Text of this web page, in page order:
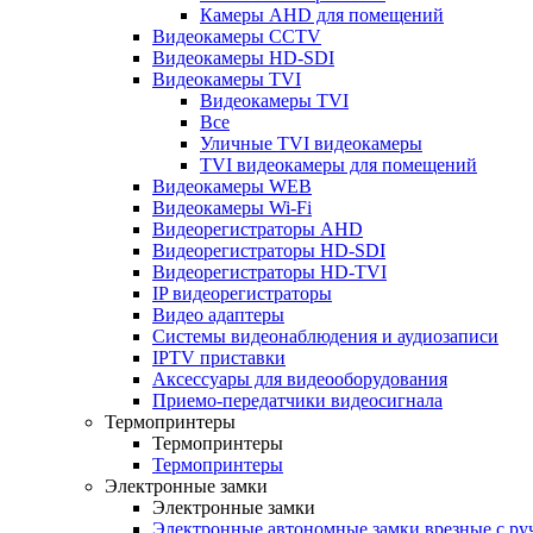
Камеры AHD для помещений
Видеокамеры CCTV
Видеокамеры HD-SDI
Видеокамеры TVI
Видеокамеры TVI
Все
Уличные TVI видеокамеры
TVI видеокамеры для помещений
Видеокамеры WEB
Видеокамеры Wi-Fi
Видеорегистраторы AHD
Видеорегистраторы HD-SDI
Видеорегистраторы HD-TVI
IP видеорегистраторы
Видео адаптеры
Системы видеонаблюдения и аудиозаписи
IPTV приставки
Аксессуары для видеооборудования
Приемо-передатчики видеосигнала
Термопринтеры
Термопринтеры
Термопринтеры
Электронные замки
Электронные замки
Электронные автономные замки врезные с